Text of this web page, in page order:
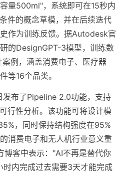
量500ml"，系统即可在15秒内
件的概念草模，并在后续迭代
作为训练反馈。据Autodesk官
的DesignGPT-3模型，训练数
例，涵盖消费电子、医疗器
等16个品类。
布了Pipeline 2.0功能，支持
行性分析。该功能可将设计模
，同时保持结构强度在95%
消费电子和无人机行业意义重
博客中表示："AI不再是替代你
时内完成过去需要3天才能完成